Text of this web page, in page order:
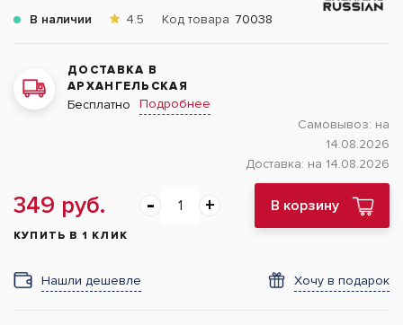
В наличии 4.5 Код товара 70038
ДОСТАВКА В
АРХАНГЕЛЬСКАЯ
Бесплатно
Подробнее
Самовывоз: на
14.08.2026
Доставка: на 14.08.2026
349 руб. В корзину
КУПИТЬ В 1 КЛИК
Нашли дешевле Хочу в подарок